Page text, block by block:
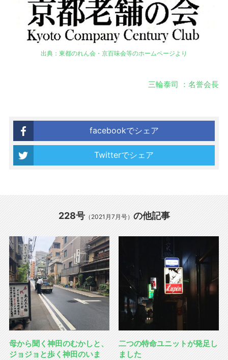
出典：東都のれん会・京百味会等のホームページより
三輪泰司 ：名誉会長
facebookでシェア
Twitterでシェア
228号（2021月7月号） の他記事
母から聞く神田のむかしと、
ジョジョと歩く神田のいま
二つの特命ユニットが発足し
ました